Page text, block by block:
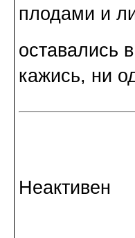
плодами и
оставались
кажись, ни
Неактивен